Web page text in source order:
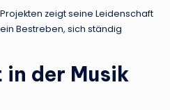
zeigt seine Leidenschaft
Bestreben, sich ständig
in der Musik